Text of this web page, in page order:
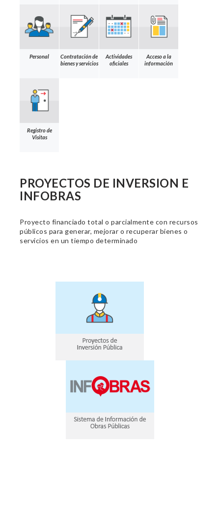
Personal
Contratación de
bienes y servicios
Actividades
oficiales
Acceso a la
información
Registro de
Visitas
PROYECTOS DE INVERSION E
INFOBRAS
Proyecto financiado total o parcialmente con recursos
públicos para generar, mejorar o recuperar bienes o
servicios en un tiempo determinado